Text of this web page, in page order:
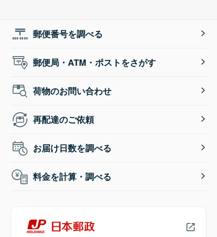
郵便番号を調べる
郵便局・ATM・ポストをさがす
荷物のお問い合わせ
再配達のご依頼
お届け日数を調べる
料金を計算・調べる